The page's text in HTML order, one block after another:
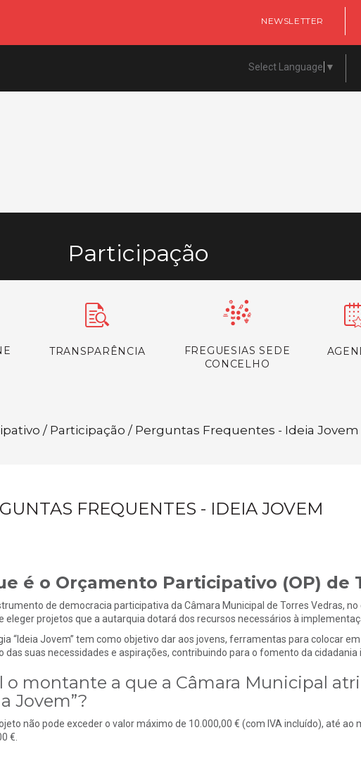
NEWSLETTER
Select Language ▼
Participação
TRANSPARÊNCIA
FREGUESIAS SEDE
CONCELHO
/ Participação / Perguntas Frequentes - Ideia Jovem
FREQUENTES - IDEIA JOVEM
é o Orçamento Participativo (OP) de
de democracia participativa da Câmara Municipal de Torres Vedras,
eleger projetos que a autarquia dotará dos recursos necessários à
“Ideia Jovem” tem como objetivo dar aos jovens, ferramentas para colocar
das suas necessidades e aspirações, contribuindo para o fomento da cidadania
o montante a que a Câmara Municipal
Jovem”?
não pode exceder o valor máximo de 10.000,00 € (com IVA incluído), até
€.